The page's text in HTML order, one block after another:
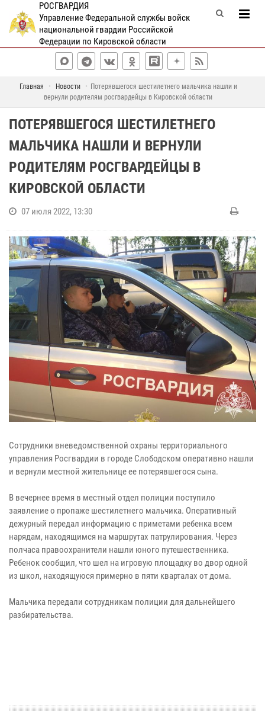
РОСГВАРДИЯ
Управление Федеральной службы войск
национальной гвардии Российской
Федерации по Кировской области
Главная Новости
Потерявшегося шестилетнего мальчика нашли и
вернули родителям росгвардейцы в Кировской области
ПОТЕРЯВШЕГОСЯ ШЕСТИЛЕТНЕГО
МАЛЬЧИКА НАШЛИ И ВЕРНУЛИ
РОДИТЕЛЯМ РОСГВАРДЕЙЦЫ В
КИРОВСКОЙ ОБЛАСТИ
07 июля 2022, 13:30
Сотрудники вневедомственной охраны территориального
управления Росгвардии в городе Слободском оперативно нашли
и вернули местной жительнице ее потерявшегося сына.
В вечернее время в местный отдел полиции поступило
заявление о пропаже шестилетнего мальчика. Оперативный
дежурный передал информацию с приметами ребенка всем
нарядам, находящимся на маршрутах патрулирования. Через
полчаса правоохранители нашли юного путешественника.
Ребенок сообщил, что шел на игровую площадку во двор одной
из школ, находящуюся примерно в пяти кварталах от дома.
Мальчика передали сотрудникам полиции для дальнейшего
разбирательства.